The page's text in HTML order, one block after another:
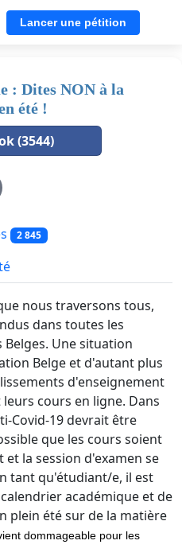
Lancer une pétition
: Dites NON à la
été !
(3544)
2 845
nous traversons tous,
dans toutes les
Une situation
Belge et d'autant plus
d'enseignement
cours en ligne. Dans
Covid-19 devrait être
que les cours soient
la session d'examen se
tant qu'étudiant/e, il est
académique et de
plein été sur de la matière
dommageable pour les